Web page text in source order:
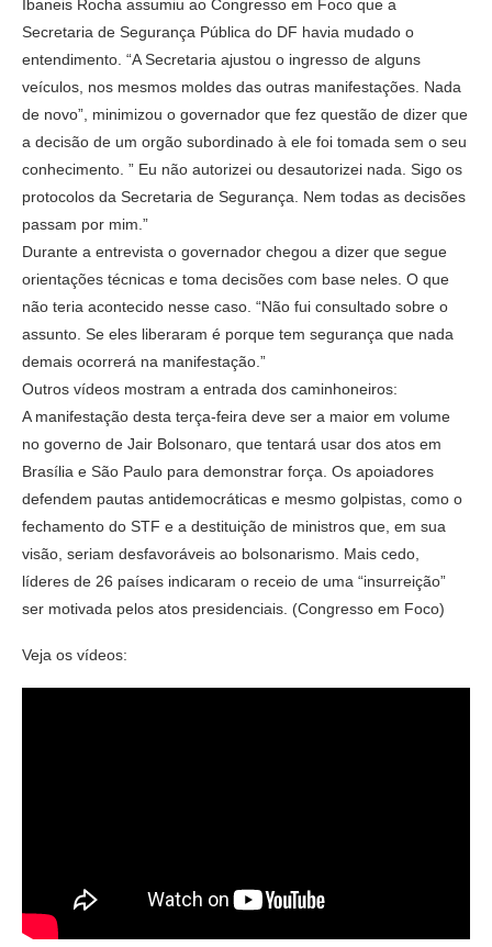
Ibaneis Rocha assumiu ao Congresso em Foco que a
Secretaria de Segurança Pública do DF havia mudado o
entendimento. “A Secretaria ajustou o ingresso de alguns
veículos, nos mesmos moldes das outras manifestações. Nada
de novo”, minimizou o governador que fez questão de dizer que
a decisão de um orgão subordinado à ele foi tomada sem o seu
conhecimento. ” Eu não autorizei ou desautorizei nada. Sigo os
protocolos da Secretaria de Segurança. Nem todas as decisões
passam por mim.”
Durante a entrevista o governador chegou a dizer que segue
orientações técnicas e toma decisões com base neles. O que
não teria acontecido nesse caso. “Não fui consultado sobre o
assunto. Se eles liberaram é porque tem segurança que nada
demais ocorrerá na manifestação.”
Outros vídeos mostram a entrada dos caminhoneiros:
A manifestação desta terça-feira deve ser a maior em volume
no governo de Jair Bolsonaro, que tentará usar dos atos em
Brasília e São Paulo para demonstrar força. Os apoiadores
defendem pautas antidemocráticas e mesmo golpistas, como o
fechamento do STF e a destituição de ministros que, em sua
visão, seriam desfavoráveis ao bolsonarismo. Mais cedo,
líderes de 26 países indicaram o receio de uma “insurreição”
ser motivada pelos atos presidenciais. (Congresso em Foco)
Veja os vídeos: